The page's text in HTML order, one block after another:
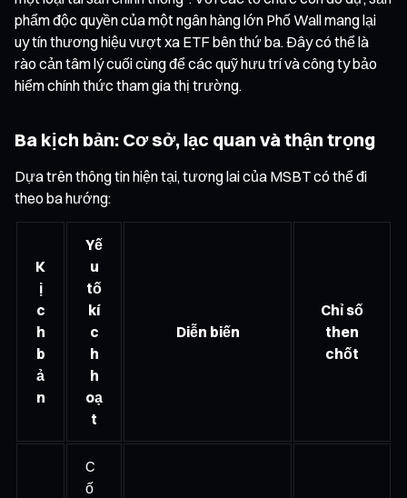
phẩm độc quyền của một ngân hàng lớn Phố Wall mang lại
uy tín thương hiệu vượt xa ETF bên thứ ba. Đây có thể là
rào cản tâm lý cuối cùng để các quỹ hưu trí và công ty bảo
hiểm chính thức tham gia thị trường.
Ba kịch bản: Cơ sở, lạc quan và thận trọng
Dựa trên thông tin hiện tại, tương lai của MSBT có thể đi
theo ba hướng:
K
ị
c
h
b
ả
n
Yế
u
tố
kí
c
h
h
oạ
t
Diễn biến
Chỉ số
then
chốt
C
ố